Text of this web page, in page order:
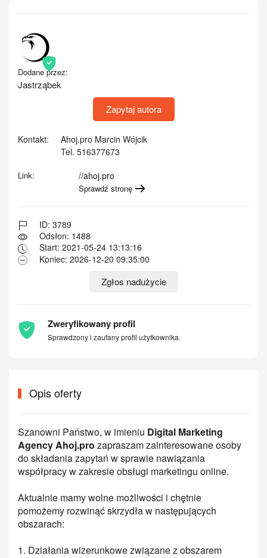
Dodane przez:
Jastrząbek
Zapytaj autora
Kontakt:
Ahoj.pro Marcin Wójcik
Tel. 516377673
Link: //ahoj.pro
Sprawdź stronę
ID: 3789
Odsłon: 1488
Start: 2021-05-24 13:13:16
Koniec: 2026-12-20 09:35:00
Zgłos nadużycie
Zweryfikowany profil
Sprawdzony i zaufany profil użytkownika.
Opis oferty
Szanowni Państwo, w imieniu Digital Marketing
Agency Ahoj.pro zapraszam zainteresowane osoby
do składania zapytań w sprawie nawiązania
współpracy w zakresie obsługi marketingu online.
Aktualnie mamy wolne możliwości i chętnie
pomożemy rozwinąć skrzydła w następujących
obszarach:
1. Działania wizerunkowe związane z obszarem